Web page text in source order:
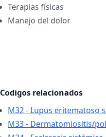
Terapias físicas
Manejo del dolor
Codigos relacionados
M32 - Lupus eritematoso
M33 - Dermatomiositis/